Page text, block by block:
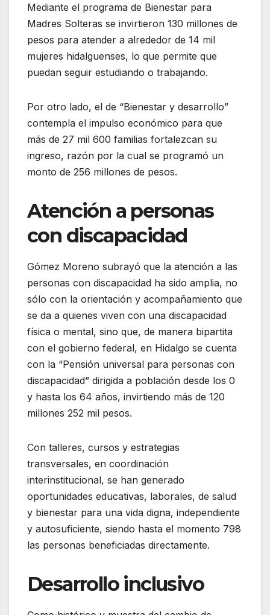
Mediante el programa de Bienestar para
Madres Solteras se invirtieron 130 millones de
pesos para atender a alrededor de 14 mil
mujeres hidalguenses, lo que permite que
puedan seguir estudiando o trabajando.
Por otro lado, el de “Bienestar y desarrollo”
contempla el impulso económico para que
más de 27 mil 600 familias fortalezcan su
ingreso, razón por la cual se programó un
monto de 256 millones de pesos.
Atención a personas
con discapacidad
Gómez Moreno subrayó que la atención a las
personas con discapacidad ha sido amplia, no
sólo con la orientación y acompañamiento que
se da a quienes viven con una discapacidad
física o mental, sino que, de manera bipartita
con el gobierno federal, en Hidalgo se cuenta
con la “Pensión universal para personas con
discapacidad” dirigida a población desde los 0
y hasta los 64 años, invirtiendo más de 120
millones 252 mil pesos.
Con talleres, cursos y estrategias
transversales, en coordinación
interinstitucional, se han generado
oportunidades educativas, laborales, de salud
y bienestar para una vida digna, independiente
y autosuficiente, siendo hasta el momento 798
las personas beneficiadas directamente.
Desarrollo inclusivo